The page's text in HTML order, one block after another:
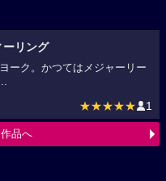
ーリング
ーク。かつてはメジャーリー
★★★★★ 1
品へ